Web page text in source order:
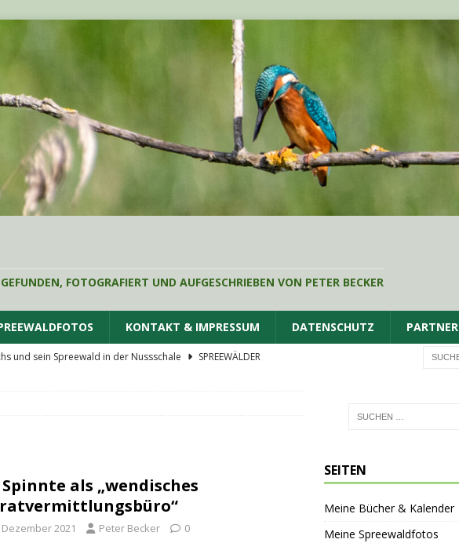
FOTOGRAFIERT UND AUFGESCHRIEBEN VON PETER BECKER
KONTAKT & IMPRESSUM DATENSCHUTZ PARTNER
und sein Spreewald in der Nussschale
SPREEWÄLDER
Gurkentag am Höllberghof FESTE & FEIERN
Spinnte als „wendisches
Dezember 2021 Peter Becker 0
SEITEN
Meine Bücher & Kalender
Meine Spreewaldfotos